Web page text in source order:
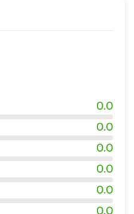
0.0
0.0
0.0
0.0
0.0
0.0